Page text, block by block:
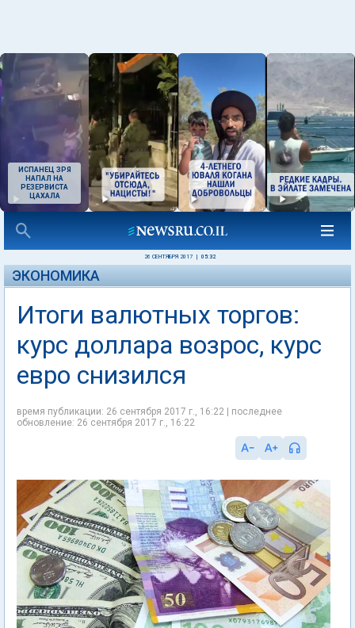
ИСПАНЕЦ ЗРЯ
НАПАЛ НА
РЕЗЕРВИСТА
ЦАХАЛА
26 СЕНТЯБРЯ 2017 05:32
ЭКОНОМИКА
Итоги валютных торгов:
курс доллара возрос, курс
евро снизился
время публикации: 26 сентября 2017 г., 16:22 | последнее
обновление: 26 сентября 2017 г., 16:22